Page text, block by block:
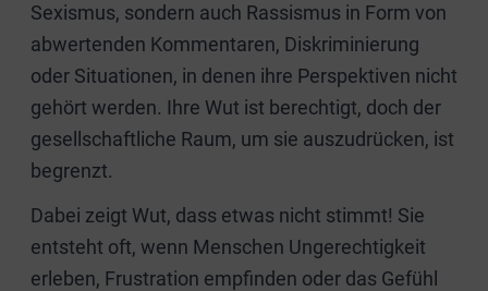
Sexismus, sondern auch Rassismus in Form von
abwertenden Kommentaren, Diskriminierung
oder Situationen, in denen ihre Perspektiven nicht
gehört werden. Ihre Wut ist berechtigt, doch der
gesellschaftliche Raum, um sie auszudrücken, ist
begrenzt.
Dabei zeigt Wut, dass etwas nicht stimmt! Sie
entsteht oft, wenn Menschen Ungerechtigkeit
erleben, Frustration empfinden oder das Gefühl